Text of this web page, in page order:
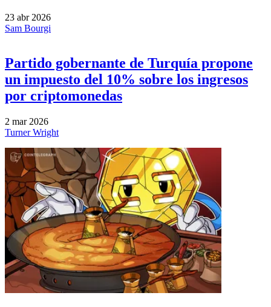
23 abr 2026
Sam Bourgi
Partido gobernante de Turquía propone
un impuesto del 10% sobre los ingresos
por criptomonedas
2 mar 2026
Turner Wright